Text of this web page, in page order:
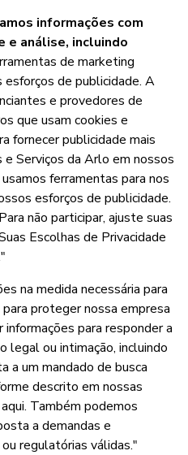
informações com
e análise, incluindo
de marketing
esforços de publicidade. A
e provedores de
que usam cookies e
fornecer publicidade mais
Serviços da Arlo em nossos
ferramentas para nos
esforços de publicidade.
não participar, ajuste suas
Escolhas de Privacidade
na medida necessária para
proteger nossa empresa
para responder a
legal ou intimação, incluindo
a um mandado de busca
descrito em nossas
Também podemos
a demandas e
regulatórias válidas."